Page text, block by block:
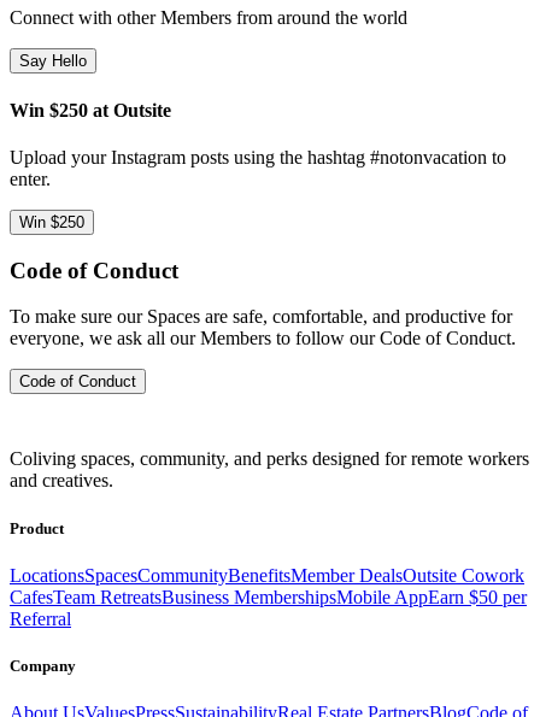
Connect with other Members from around the world
Say Hello
Win $250 at Outsite
Upload your Instagram posts using the hashtag #notonvacation to
enter.
Win $250
Code of Conduct
To make sure our Spaces are safe, comfortable, and productive for
everyone, we ask all our Members to follow our Code of Conduct.
Code of Conduct
Coliving spaces, community, and perks designed for remote workers
and creatives.
Product
LocationsSpacesCommunityBenefitsMember DealsOutsite Cowork
CafesTeam RetreatsBusiness MembershipsMobile AppEarn $50 per
Referral
Company